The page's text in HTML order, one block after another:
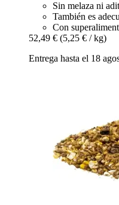
Sin melaza ni
También es
Con
52,49 € (5,25 € / kg)
Entrega hasta el 18